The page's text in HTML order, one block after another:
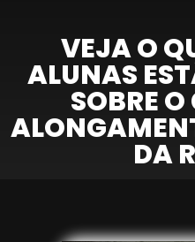
VEJA O
ALUNAS
SOBRE O
DA